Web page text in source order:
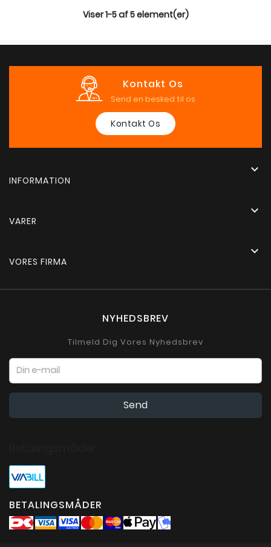
Viser 1-5 af 5 element(er)
Kontakt Os
Send en besked til os
Kontakt Os
INFORMATION

VARER

VORES FIRMA

NYHEDSBREV
Tilmeld Dig Vores Nyhedsbrev
BETALINGSMÅDER